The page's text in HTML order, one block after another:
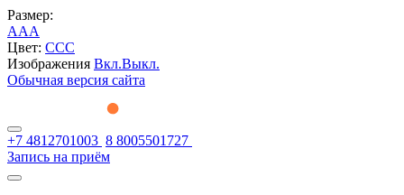
Размер:
AAA
Цвет: CCC
Изображения Вкл.Выкл.
Обычная версия сайта
+7 4812701003 8 8005501727
Запись на приём